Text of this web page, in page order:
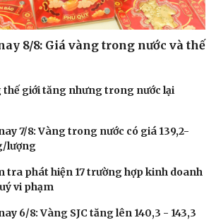
8/8: Giá vàng trong nước và thế
thế giới tăng nhưng trong nước lại
7/8: Vàng trong nước có giá 139,2-
lượng
tra phát hiện 17 trường hợp kinh doanh
vi phạm
6/8: Vàng SJC tăng lên 140,3 - 143,3